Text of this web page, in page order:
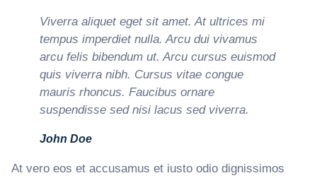
Viverra aliquet eget sit amet. At ultrices mi
tempus imperdiet nulla. Arcu dui vivamus
arcu felis bibendum ut. Arcu cursus euismod
quis viverra nibh. Cursus vitae congue
mauris rhoncus. Faucibus ornare
suspendisse sed nisi lacus sed viverra.
John Doe
At vero eos et accusamus et iusto odio dignissimos